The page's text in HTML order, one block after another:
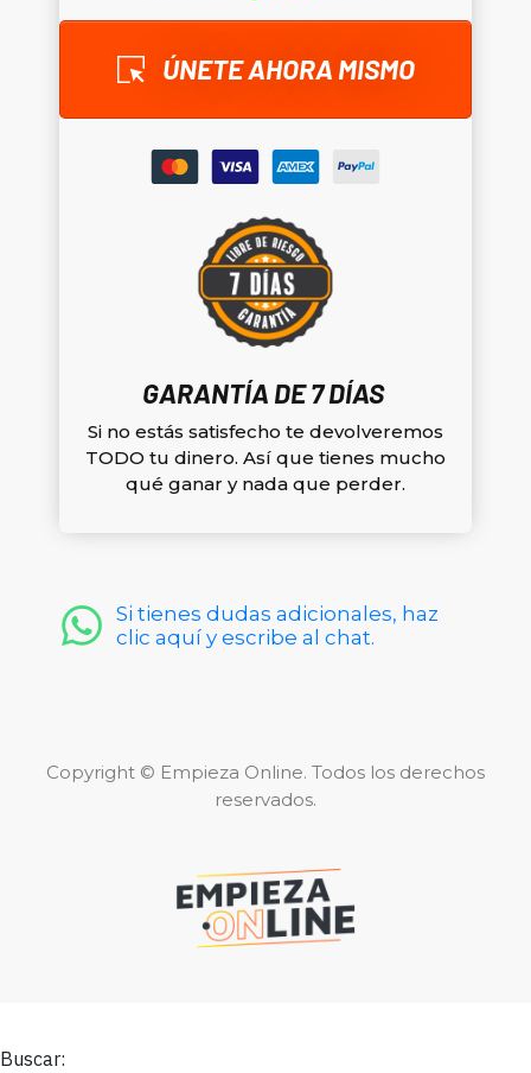
ÚNETE AHORA MISMO
GARANTÍA DE 7 DÍAS
Si no estás satisfecho te devolveremos
TODO tu dinero. Así que tienes mucho
qué ganar y nada que perder.
Si tienes dudas adicionales, haz
clic aquí y escribe al chat.
Copyright © Empieza Online. Todos los derechos
reservados.
Buscar: